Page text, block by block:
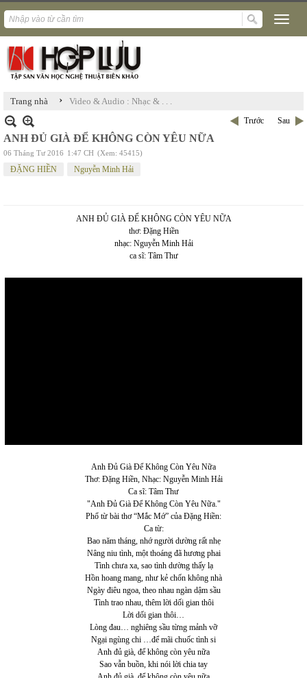
Trang nhà › Video & Audio : Nhạc & . . .
Trước Sau
ANH ĐỦ GIÀ ĐỂ KHÔNG CÒN YÊU NỮA
06 Tháng Tư 2016 1:47 CH (Xem: 45415)
ĐẶNG HIỀN Nguyễn Minh Hải
ANH ĐỦ GIÀ ĐỂ KHÔNG CÒN YÊU NỮA
thơ: Đặng Hiền
nhạc: Nguyễn Minh Hải
ca sĩ: Tâm Thư
Anh Đủ Già Để Không Còn Yêu Nữa
Thơ: Đặng Hiền, Nhạc: Nguyễn Minh Hải
Ca sĩ: Tâm Thư
"Anh Đủ Già Để Không Còn Yêu Nữa."
Phổ từ bài thơ “Mắc Mớ” của Đặng Hiền:
Ca từ:
Bao năm tháng, nhớ người dường rất nhẹ
Nâng niu tình, một thoáng đã hương phai
Tình chưa xa, sao tình dường thấy lạ
Hồn hoang mang, như kẻ chốn không nhà
Ngày điêu ngoa, theo nhau ngàn dậm sầu
Tình trao nhau, thêm lời dối gian thôi
Lời dối gian thôi…
Lòng đau… nghiêng sầu từng mảnh vỡ
Ngại ngùng chi …để mãi chuốc tình si
Anh đủ già, để không còn yêu nữa
Sao vẫn buồn, khi nói lời chia tay